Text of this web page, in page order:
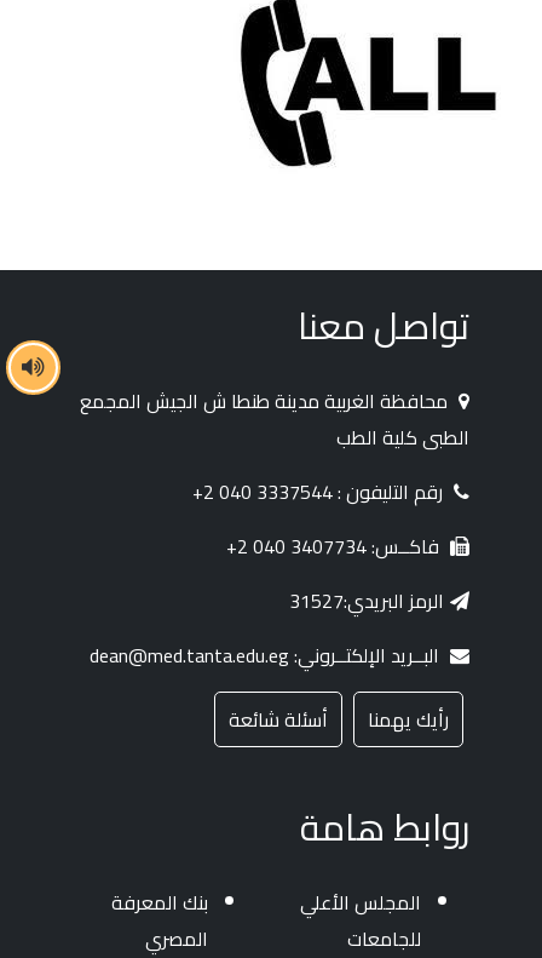
تواصل معنا
محافظة الغربية مدينة طنطا ش الجيش المجمع
الطبى كلية الطب
رقم التليفون : 3337544 040 2+
فاكــس: 3407734 040 2+
الرمز البريدي:31527
البــريد الإلكتــروني: dean@med.tanta.edu.eg
رأيك يهمنا
أسئلة شائعة
روابط هامة
المجلس الأعلي
للجامعات
بنك المعرفة
المصري